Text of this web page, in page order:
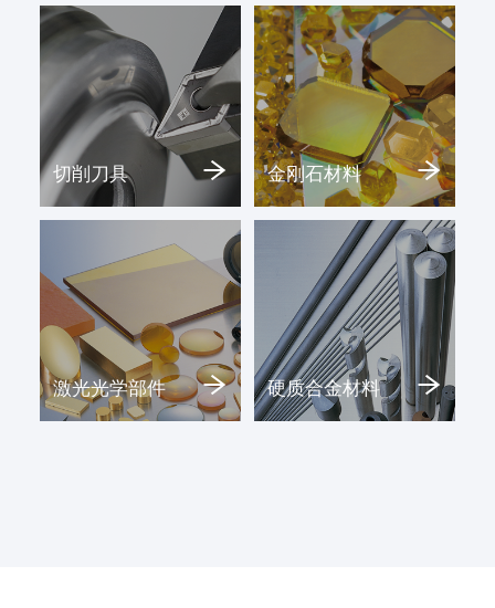
切削刀具 金刚石材料
激光光学部件 硬质合金材料